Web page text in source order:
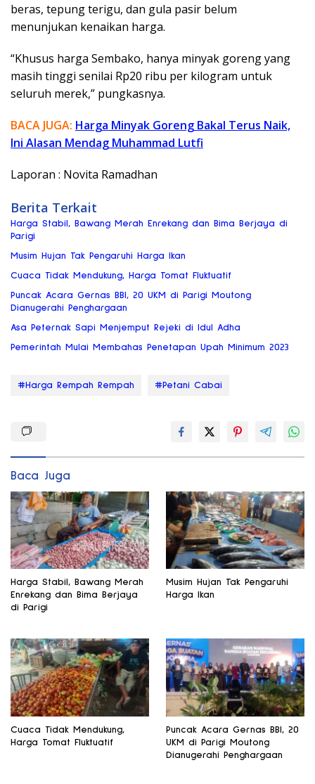
beras, tepung terigu, dan gula pasir belum
menunjukan kenaikan harga.
“Khusus harga Sembako, hanya minyak goreng yang
masih tinggi senilai Rp20 ribu per kilogram untuk
seluruh merek,” pungkasnya.
BACA JUGA: Harga Minyak Goreng Bakal Terus Naik,
Ini Alasan Mendag Muhammad Lutfi
Laporan : Novita Ramadhan
Berita Terkait
Harga Stabil, Bawang Merah Enrekang dan Bima Berjaya di
Parigi
Musim Hujan Tak Pengaruhi Harga Ikan
Cuaca Tidak Mendukung, Harga Tomat Fluktuatif
Puncak Acara Gernas BBI, 20 UKM di Parigi Moutong
Dianugerahi Penghargaan
Asa Peternak Sapi Menjemput Rejeki di Idul Adha
Pemerintah Mulai Membahas Penetapan Upah Minimum 2023
#Harga Rempah Rempah #Petani Cabai
Baca Juga
Harga Stabil, Bawang Merah
Enrekang dan Bima Berjaya
di Parigi
Musim Hujan Tak Pengaruhi
Harga Ikan
Cuaca Tidak Mendukung,
Harga Tomat Fluktuatif
Puncak Acara Gernas BBI, 20
UKM di Parigi Moutong
Dianugerahi Penghargaan